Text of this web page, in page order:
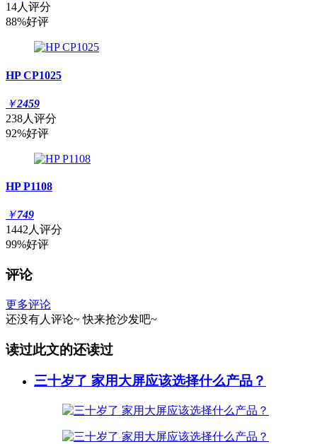
14人评分
88%好评
HP CP1025
￥2459
238人评分
92%好评
HP P1108
￥749
1442人评分
99%好评
评论
更多评论
还没有人评论~ 快来抢沙发吧~
读过此文的还读过
三十岁了 家用大屏应该选择什么产品？